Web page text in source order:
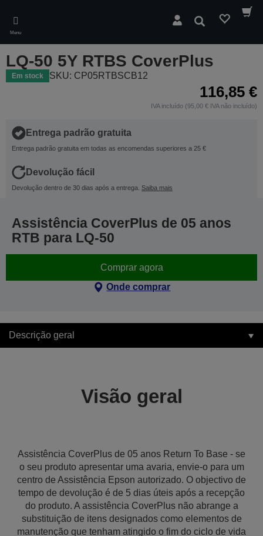
main
content
Menu
Pesquisar
LQ-50 5Y RTBS CoverPlus
Em stock SKU: CP05RTBSCB12
116,85 €
IVA incluído (95,00 € IVA não incluído)
Entrega padrão gratuita
Entrega padrão gratuita em todas as encomendas superiores a 25 €
Devolução fácil
Devolução dentro de 30 dias após a entrega. Saiba mais
Assistência CoverPlus de 05 anos
RTB para LQ-50
Comprar agora
Onde comprar
Descrição geral
Visão geral
Assistência CoverPlus de 05 anos Return To Base - se
o seu produto apresentar uma avaria, envie-o para um
centro de Assistência Epson autorizado. O objectivo de
tempo de devolução é de 5 dias úteis após a recepção
do produto. A assistência CoverPlus não abrange a
substituição de itens designados como elementos de
manutenção que tenham atingido o fim do ciclo de vida